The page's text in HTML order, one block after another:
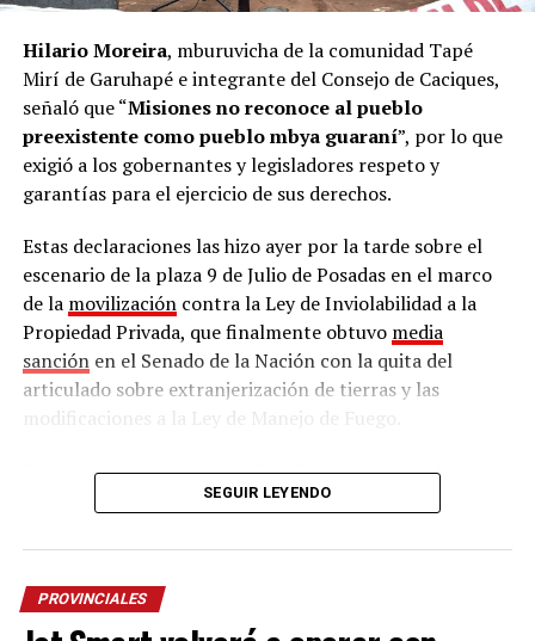
Hilario Moreira, mburuvicha de la comunidad Tapé
Mirí de Garuhapé e integrante del Consejo de Caciques,
señaló que “Misiones no reconoce al pueblo
preexistente como pueblo mbya guaraní”, por lo que
exigió a los gobernantes y legisladores respeto y
garantías para el ejercicio de sus derechos.
Estas declaraciones las hizo ayer por la tarde sobre el
escenario de la plaza 9 de Julio de Posadas en el marco
de la movilizacióncontra la Ley de Inviolabilidad a la
Propiedad Privada, que finalmente obtuvo media
sanciónen el Senado de la Nación con la quita del
articulado sobre extranjerización de tierras y las
modificaciones a la Ley de Manejo de Fuego.
En este contexto, recordó: “En Misiones casi el 60% de
las comunidades no tiene título de propiedad
somos los que más sufrimos desde el siglo pasado. Nos
ponen a Andresito como prócer, pero en la actualidad
tampoco hay garantías de derechos, no somos
SEGUIR LEYENDO
PROVINCIALES